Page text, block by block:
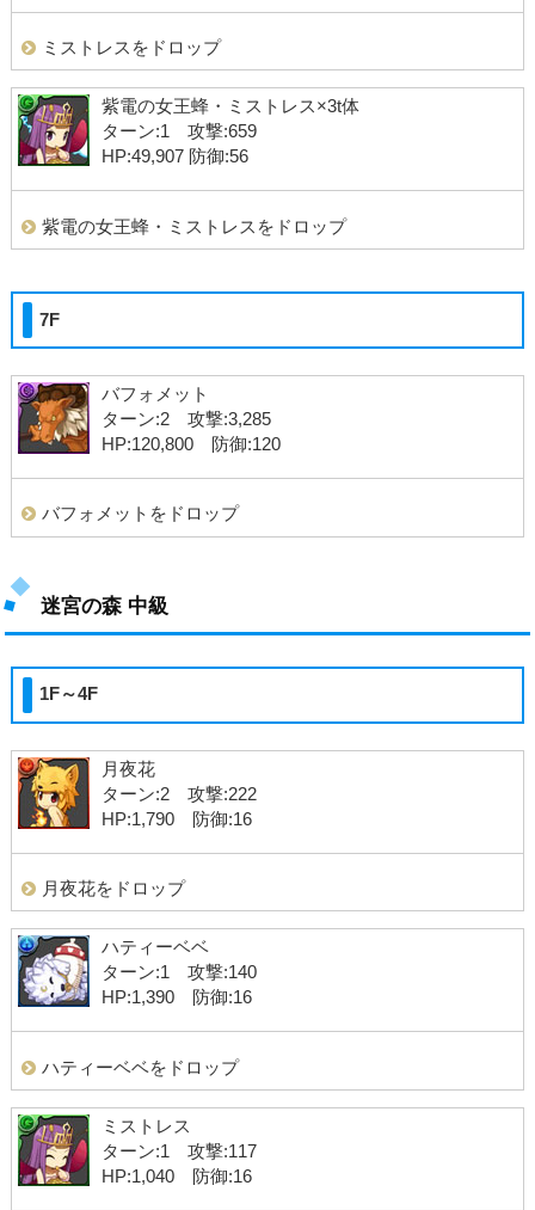
ミストレスをドロップ
紫電の女王蜂・ミストレス×3t体
ターン:1 攻撃:659
HP:49,907 防御:56
紫電の女王蜂・ミストレスをドロップ
7F
バフォメット
ターン:2 攻撃:3,285
HP:120,800 防御:120
バフォメットをドロップ
迷宮の森 中級
1F～4F
月夜花
ターン:2 攻撃:222
HP:1,790 防御:16
月夜花をドロップ
ハティーベベ
ターン:1 攻撃:140
HP:1,390 防御:16
ハティーベベをドロップ
ミストレス
ターン:1 攻撃:117
HP:1,040 防御:16